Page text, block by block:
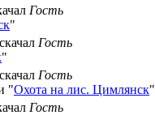
Гость
"
Гость
"
Гость
"Охота на лис. Цимлянск"
Гость